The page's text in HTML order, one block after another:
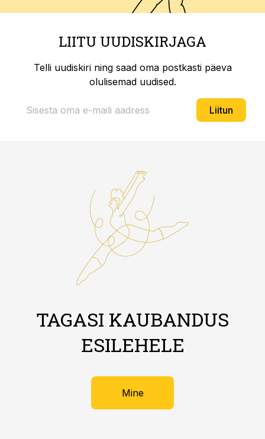
LIITU UUDISKIRJAGA
Telli uudiskiri ning saad oma postkasti päeva
olulisemad uudised.
Liitun
TAGASI KAUBANDUS
ESILEHELE
Mine